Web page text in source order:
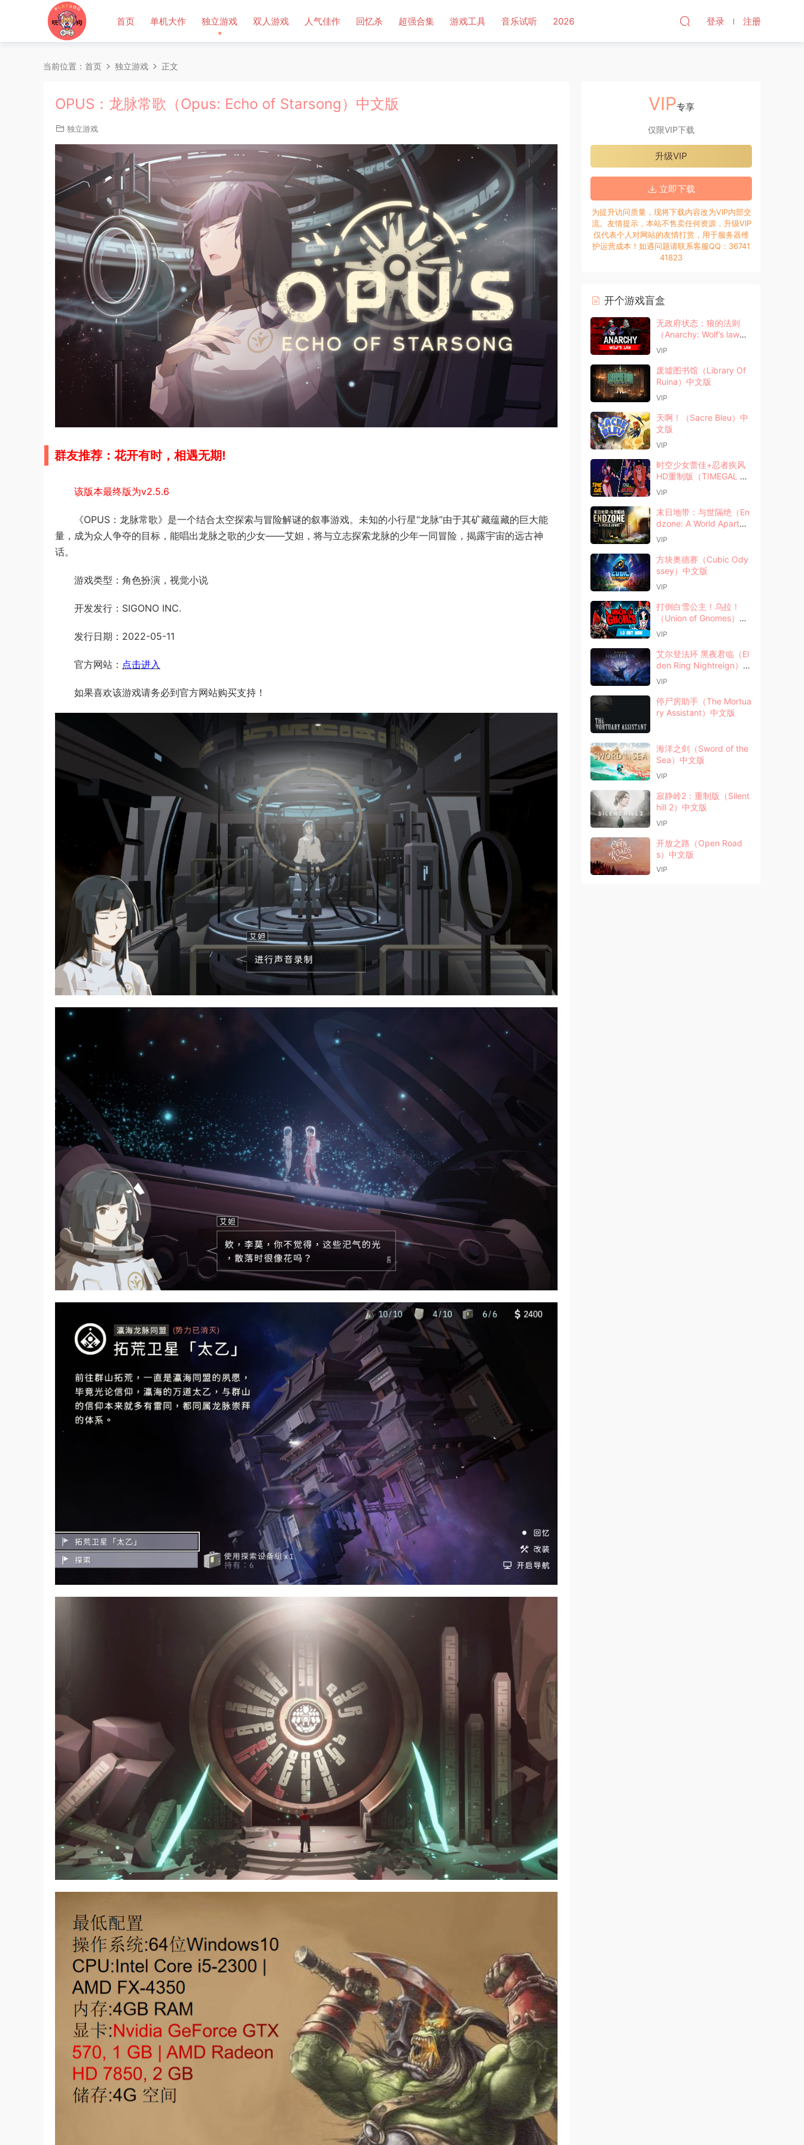
首页 单机大作 独立游戏 双人游戏 人气佳作 回忆杀 超强合集 游戏工具 音乐试听 2026 登录 注册
当前位置： 首页 独立游戏 正文
OPUS：龙脉常歌（Opus: Echo of Starsong）中文版
独立游戏
群友推荐： 花开有时，相遇无期!
该版本最终版为v2.5.6
《OPUS：龙脉常歌》是一个结合太空探索与冒险解谜的叙事游戏。未知的小行星“龙脉”由于其矿藏蕴藏的巨大能
量，成为众人争夺的目标，能唱出龙脉之歌的少女——艾妲，将与立志探索龙脉的少年一同冒险，揭露宇宙的远古神
话。
游戏类型：角色扮演，视觉小说
开发发行：SIGONO INC.
发行日期：2022-05-11
官方网站： 点击进入
如果喜欢该游戏请务必到官方网站购买支持！
VIP专享
仅限VIP下载
升级VIP
立即下载
为提升访问质量，现将下载内容改为VIP内部交
流。友情提示，本站不售卖任何资源，升级VIP
仅代表个人对网站的友情打赏，用于服务器维
护运营成本！如遇问题请联系客服QQ：36741
41823
开个游戏盲盒
无政府状态：狼的法则
（Anarchy: Wolf’s law）
中文版
VIP
废墟图书馆（Library Of
Ruina）中文版
VIP
天啊！（Sacre Bleu）中
文版
VIP
时空少女蕾佳+忍者疾风
HD重制版（TIMEGAL HD
-Remaster）中文版
VIP
末日地带：与世隔绝（En
dzone: A World Apart）
中文版
VIP
方块奥德赛（Cubic Ody
ssey）中文版
VIP
打倒白雪公主！乌拉！
（Union of Gnomes）中
文版
VIP
艾尔登法环 黑夜君临（El
den Ring Nightreign）中
文版
VIP
停尸房助手（The Mortua
ry Assistant）中文版
海洋之剑（Sword of the
Sea）中文版
VIP
寂静岭2：重制版（Silent
hill 2）中文版
VIP
开放之路（Open Road
s）中文版
VIP